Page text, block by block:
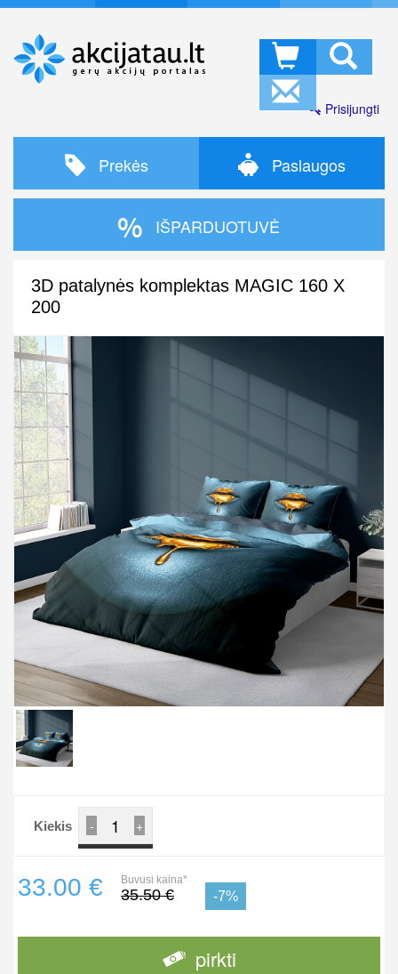
Prisijungti
Prekės Paslaugos
IŠPARDUOTUVĖ
3D patalynės komplektas MAGIC 160 X
200
Kiekis - +
33.00 € Buvusi kaina*
35.50 € -7%
pirkti